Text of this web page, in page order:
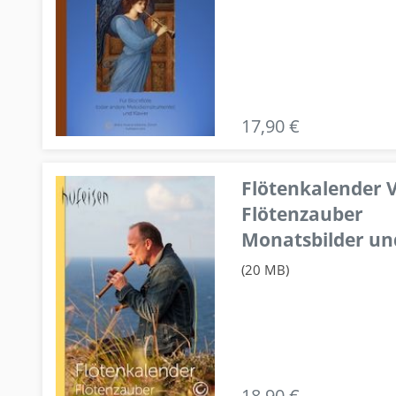
17,90 €
Flötenkalender
Flötenzauber
Monatsbilder
(20 MB)